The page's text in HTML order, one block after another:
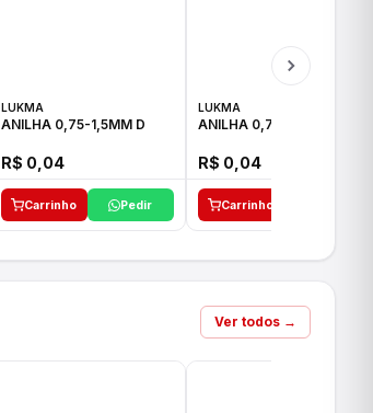
LUKMA
ANILHA 0,75-1,5MM D
R$ 0,04
Carrinho Pedir
LUKMA
ANILHA 0,75-1,5MM E
R$ 0,04
Carrinho
Ver todos →